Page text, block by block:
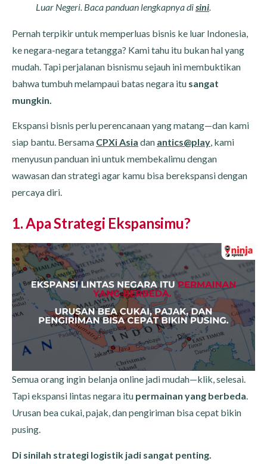
Luar Negeri. Baca panduan lengkapnya disini
Pernah terpikir untuk memperluas bisnis ke luar Indonesia,
ke negara-negara tetangga? Kami tahu itu bukan hal yang
mudah. Tapi perjalanan bisnismu sejauh ini membuktikan
bahwa tumbuh melampaui batas negara itu sangat
mungkin.
Ekspansi bisnis perlu perencanaan yang matang—dan kami
siap bantu. Bersama CPXi Asia dan antics@play, kami
menyusun panduan ini untuk membekalimu dengan
wawasan dan strategi agar kamu bisa berekspansi dengan
percaya diri.
1. Apa Strategi Ekspansimu?
Semua orang ingin belanja online jadi mudah—klik, selesai.
Tapi ekspansi lintas negara itu permainan yang berbeda.
Urusan bea cukai, pajak, dan pengiriman bisa cepat bikin
pusing.
Di sinilah strategi logistik jadi sangat penting.